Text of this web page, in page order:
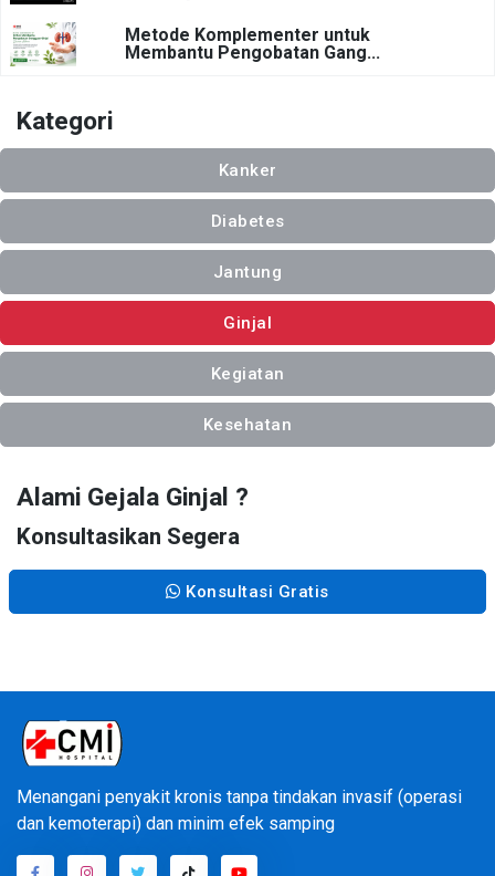
Metode Komplementer untuk
Membantu Pengobatan Gang...
Kategori
Kanker
Diabetes
Jantung
Ginjal
Kegiatan
Kesehatan
Alami Gejala Ginjal ?
Konsultasikan Segera
Konsultasi Gratis
Menangani penyakit kronis tanpa tindakan invasif (operasi
dan kemoterapi) dan minim efek samping